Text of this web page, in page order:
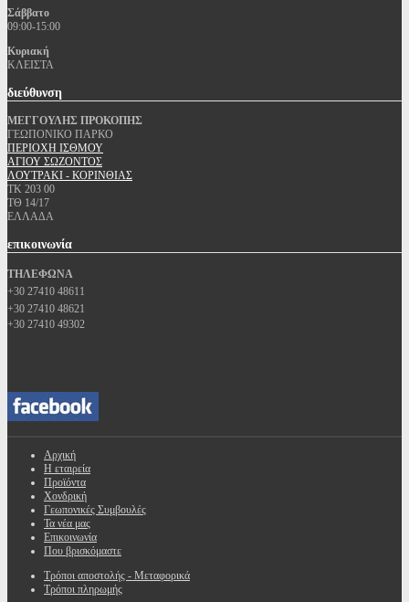
Σάββατο
09:00-15:00
Κυριακή
ΚΛΕΙΣΤΑ
διεύθυνση
ΜΕΓΓΟΥΛΗΣ ΠΡΟΚΟΠΗΣ
ΓΕΩΠΟΝΙΚΟ ΠΑΡΚΟ
ΠΕΡΙΟΧΗ ΙΣΘΜΟΥ
ΑΓΙΟΥ ΣΩΖΟΝΤΟΣ
ΛΟΥΤΡΑΚΙ - ΚΟΡΙΝΘΙΑΣ
ΤΚ 203 00
ΤΘ 14/17
ΕΛΛΑΔΑ
επικοινωνία
ΤΗΛΕΦΩΝΑ
+30 27410 48611
+30 27410 48621
+30 27410 49302
Αρχική
Η εταιρεία
Προϊόντα
Χονδρική
Γεωπονικές Συμβουλές
Τα νέα μας
Επικοινωνία
Που βρισκόμαστε
Τρόποι αποστολής - Μεταφορικά
Τρόποι πληρωμής